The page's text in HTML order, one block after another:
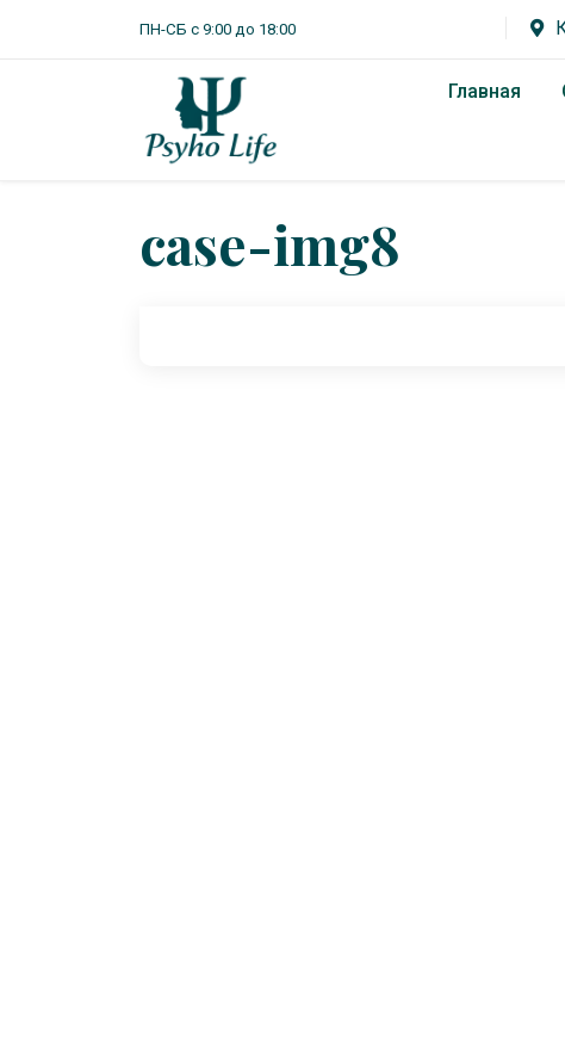
ПН-СБ с 9:00 до 18:00
Главная
case-img8